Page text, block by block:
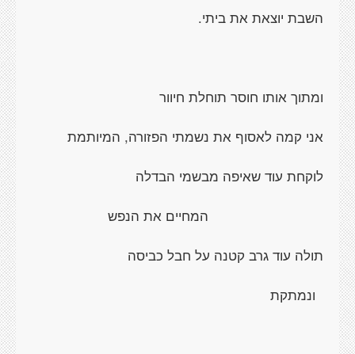
השבת יוצאת את ביתי.
ומתוך אותו חוסר תוחלת חיוור
אני קמה לאסוף את נשמתי הפזורה, המיותמת
לוקחת עוד שאיפה מבשמי הבדלה
המחיים את הנפש
תולה עוד גרב קטנה על חבל כביסה
ונמתקת